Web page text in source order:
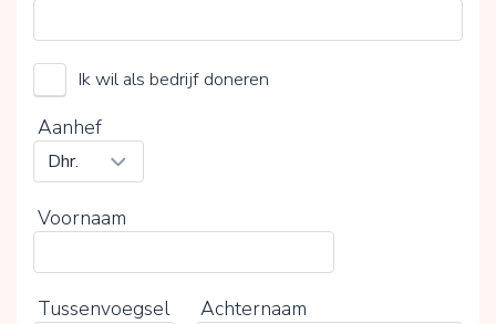
Ik wil als bedrijf doneren
Aanhef
Voornaam
Tussenvoegsel Achternaam